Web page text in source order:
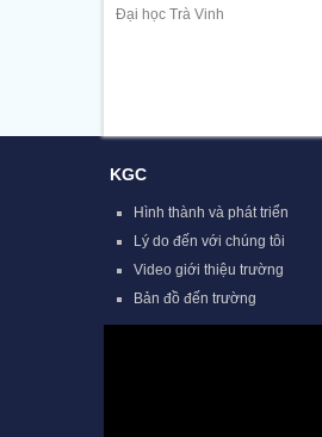
Đại học Trà Vinh
KGC
Hình thành và phát triển
Lý do đến với chúng tôi
Video giới thiệu trường
Bản đồ đến trường